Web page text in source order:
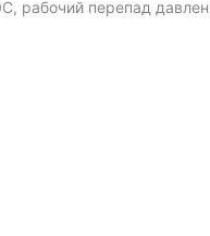
рабочий перепад